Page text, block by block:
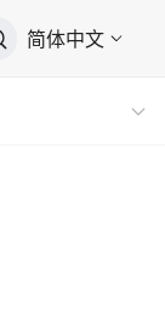
简体中文